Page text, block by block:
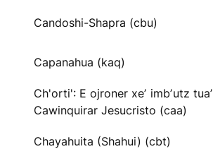
Candoshi-Shapra (cbu)
Capanahua (kaq)
Ch'orti': E ojroner xeʼ imbʼutz tuaʼ
Cawinquirar Jesucristo (caa)
Chayahuita (Shahui) (cbt)